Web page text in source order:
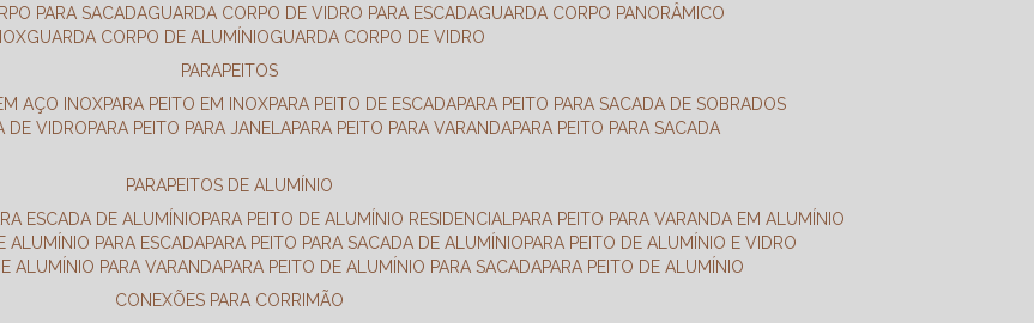
PARA SACADA GUARDA CORPO DE VIDRO PARA ESCADA
GUARDA CORPO PANORÂMICO
GUARDA CORPO DE ALUMÍNIO
GUARDA CORPO DE VIDRO
PARAPEITOS
AÇO INOX PARA PEITO EM INOX PARA PEITO DE ESCADA PARA PEITO PARA SACADA DE SOBRADOS
DE VIDRO PARA PEITO PARA JANELA PARA PEITO PARA VARANDA PARA PEITO PARA SACADA
PARAPEITOS DE ALUMÍNIO
ESCADA DE ALUMÍNIO PARA PEITO DE ALUMÍNIO RESIDENCIAL
PARA PEITO PARA VARANDA EM ALUMÍNIO
ALUMÍNIO PARA ESCADA PARA PEITO PARA SACADA DE ALUMÍNIO PARA PEITO DE ALUMÍNIO E VIDRO
ALUMÍNIO PARA VARANDA PARA PEITO DE ALUMÍNIO PARA SACADA PARA PEITO DE ALUMÍNIO
CONEXÕES PARA CORRIMÃO